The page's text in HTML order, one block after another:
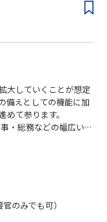
み、開発要件を明確
の手法を活用したプロ
の分析・振り返りを通
ポート、マーケティ
ジェクト推進を担いま
ィングチームのメン
ーザーフィードバッ
ツールの利用可 / 今後
インの深い解像度
プロセスへの組み込
用経験）とクリエイ
クトマネジメント関連
大していくことが想定
備えとしての機能に加
て参ります。
・総務などの幅広い業
社員が勤務していま
着 ②より良い職場環
広く対応いただきま
作り出し、
ます。
のみでも可）